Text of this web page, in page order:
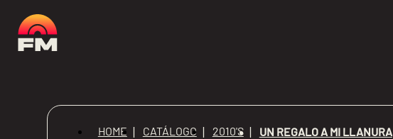
HOME CATÁLOGO 2010'S UN REGALO A MI LLANURA